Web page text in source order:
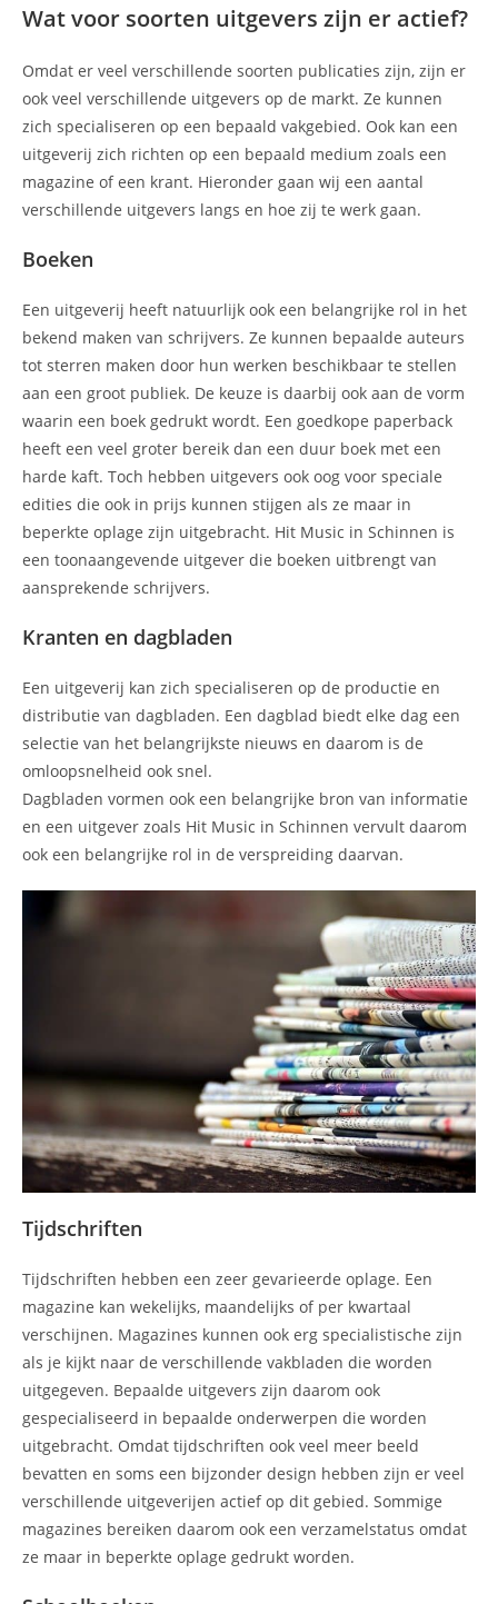
Wat voor soorten uitgevers zijn er actief?
Omdat er veel verschillende soorten publicaties zijn, zijn er
ook veel verschillende uitgevers op de markt. Ze kunnen
zich specialiseren op een bepaald vakgebied. Ook kan een
uitgeverij zich richten op een bepaald medium zoals een
magazine of een krant. Hieronder gaan wij een aantal
verschillende uitgevers langs en hoe zij te werk gaan.
Boeken
Een uitgeverij heeft natuurlijk ook een belangrijke rol in het
bekend maken van schrijvers. Ze kunnen bepaalde auteurs
tot sterren maken door hun werken beschikbaar te stellen
aan een groot publiek. De keuze is daarbij ook aan de vorm
waarin een boek gedrukt wordt. Een goedkope paperback
heeft een veel groter bereik dan een duur boek met een
harde kaft. Toch hebben uitgevers ook oog voor speciale
edities die ook in prijs kunnen stijgen als ze maar in
beperkte oplage zijn uitgebracht. Hit Music in Schinnen is
een toonaangevende uitgever die boeken uitbrengt van
aansprekende schrijvers.
Kranten en dagbladen
Een uitgeverij kan zich specialiseren op de productie en
distributie van dagbladen. Een dagblad biedt elke dag een
selectie van het belangrijkste nieuws en daarom is de
omloopsnelheid ook snel.
Dagbladen vormen ook een belangrijke bron van informatie
en een uitgever zoals Hit Music in Schinnen vervult daarom
ook een belangrijke rol in de verspreiding daarvan.
Tijdschriften
Tijdschriften hebben een zeer gevarieerde oplage. Een
magazine kan wekelijks, maandelijks of per kwartaal
verschijnen. Magazines kunnen ook erg specialistische zijn
als je kijkt naar de verschillende vakbladen die worden
uitgegeven. Bepaalde uitgevers zijn daarom ook
gespecialiseerd in bepaalde onderwerpen die worden
uitgebracht. Omdat tijdschriften ook veel meer beeld
bevatten en soms een bijzonder design hebben zijn er veel
verschillende uitgeverijen actief op dit gebied. Sommige
magazines bereiken daarom ook een verzamelstatus omdat
ze maar in beperkte oplage gedrukt worden.